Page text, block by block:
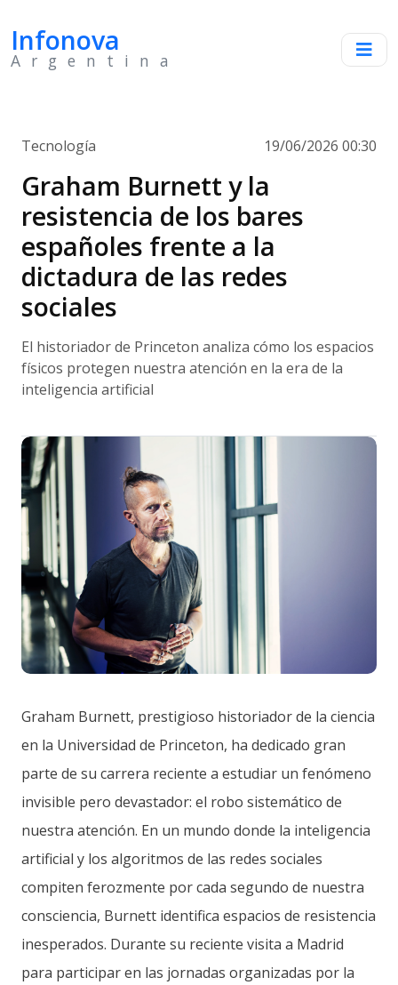
Infonova
Argentina
Tecnología 19/06/2026 00:30
Graham Burnett y la
resistencia de los bares
españoles frente a la
dictadura de las redes
sociales
El historiador de Princeton analiza cómo los espacios
físicos protegen nuestra atención en la era de la
inteligencia artificial
Graham Burnett, prestigioso historiador de la ciencia
en la Universidad de Princeton, ha dedicado gran
parte de su carrera reciente a estudiar un fenómeno
invisible pero devastador: el robo sistemático de
nuestra atención. En un mundo donde la inteligencia
artificial y los algoritmos de las redes sociales
compiten ferozmente por cada segundo de nuestra
consciencia, Burnett identifica espacios de resistencia
inesperados. Durante su reciente visita a Madrid
para participar en las jornadas organizadas por la